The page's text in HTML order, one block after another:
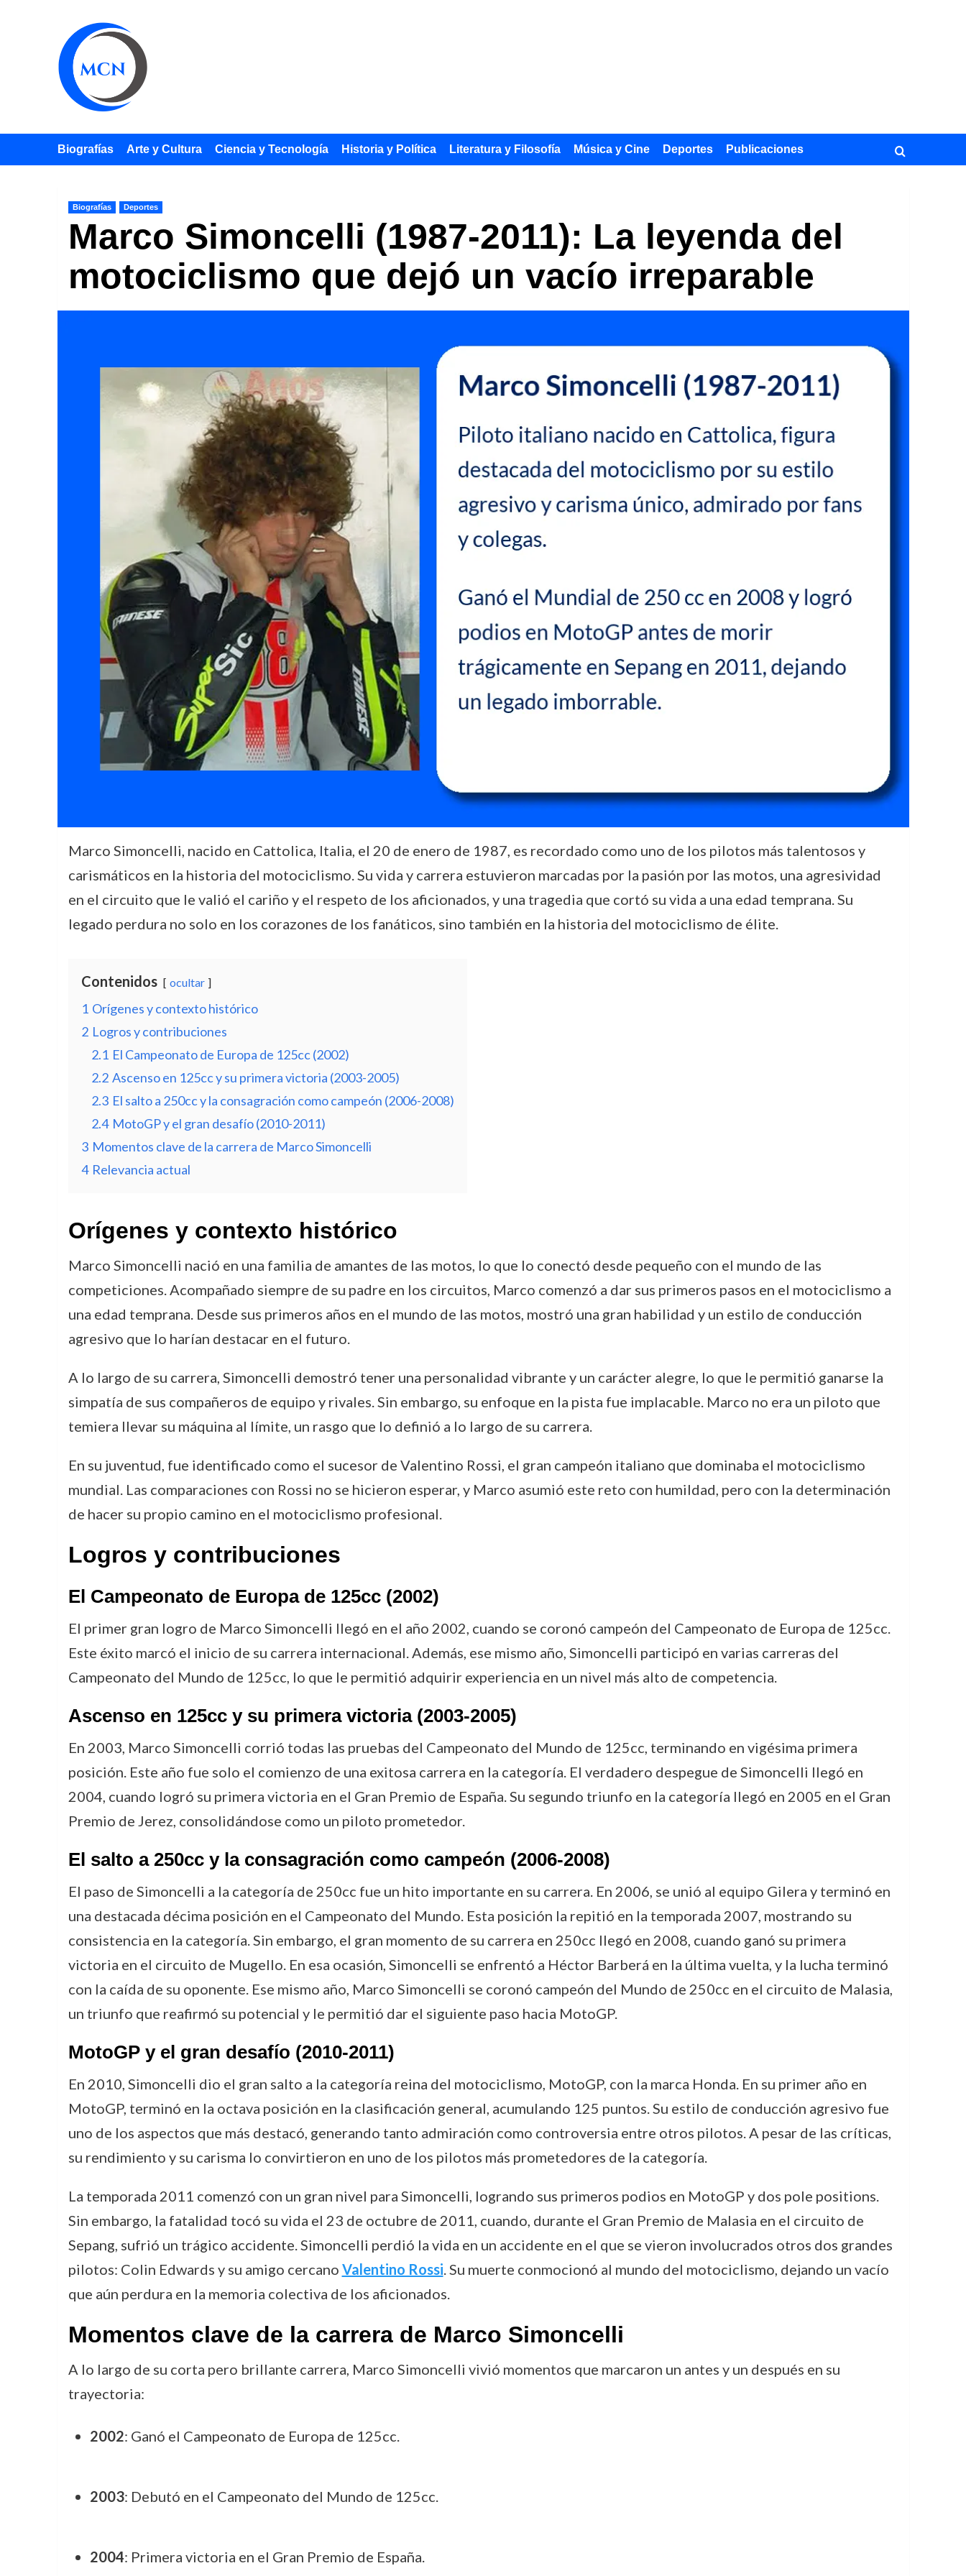
Biografías Arte y Cultura Ciencia y Tecnología Historia y Política Literatura y Filosofía Música y Cine Deportes Publicaciones
Biografías Deportes
Marco Simoncelli (1987-2011): La leyenda del
motociclismo que dejó un vacío irreparable
Marco Simoncelli, nacido en Cattolica, Italia, el 20 de enero de 1987, es recordado como uno de los pilotos más talentosos y
carismáticos en la historia del motociclismo. Su vida y carrera estuvieron marcadas por la pasión por las motos, una agresividad
en el circuito que le valió el cariño y el respeto de los aficionados, y una tragedia que cortó su vida a una edad temprana. Su
legado perdura no solo en los corazones de los fanáticos, sino también en la historia del motociclismo de élite.
Contenidos ocultar
1 Orígenes y contexto histórico
2 Logros y contribuciones
2.1 El Campeonato de Europa de 125cc (2002)
2.2 Ascenso en 125cc y su primera victoria (2003-2005)
2.3 El salto a 250cc y la consagración como campeón (2006-2008)
2.4 MotoGP y el gran desafío (2010-2011)
3 Momentos clave de la carrera de Marco Simoncelli
4 Relevancia actual
Orígenes y contexto histórico
Marco Simoncelli nació en una familia de amantes de las motos, lo que lo conectó desde pequeño con el mundo de las
competiciones. Acompañado siempre de su padre en los circuitos, Marco comenzó a dar sus primeros pasos en el motociclismo a
una edad temprana. Desde sus primeros años en el mundo de las motos, mostró una gran habilidad y un estilo de conducción
agresivo que lo harían destacar en el futuro.
A lo largo de su carrera, Simoncelli demostró tener una personalidad vibrante y un carácter alegre, lo que le permitió ganarse la
simpatía de sus compañeros de equipo y rivales. Sin embargo, su enfoque en la pista fue implacable. Marco no era un piloto que
temiera llevar su máquina al límite, un rasgo que lo definió a lo largo de su carrera.
En su juventud, fue identificado como el sucesor de Valentino Rossi, el gran campeón italiano que dominaba el motociclismo
mundial. Las comparaciones con Rossi no se hicieron esperar, y Marco asumió este reto con humildad, pero con la determinación
de hacer su propio camino en el motociclismo profesional.
Logros y contribuciones
El Campeonato de Europa de 125cc (2002)
El primer gran logro de Marco Simoncelli llegó en el año 2002, cuando se coronó campeón del Campeonato de Europa de 125cc.
Este éxito marcó el inicio de su carrera internacional. Además, ese mismo año, Simoncelli participó en varias carreras del
Campeonato del Mundo de 125cc, lo que le permitió adquirir experiencia en un nivel más alto de competencia.
Ascenso en 125cc y su primera victoria (2003-2005)
En 2003, Marco Simoncelli corrió todas las pruebas del Campeonato del Mundo de 125cc, terminando en vigésima primera
posición. Este año fue solo el comienzo de una exitosa carrera en la categoría. El verdadero despegue de Simoncelli llegó en
2004, cuando logró su primera victoria en el Gran Premio de España. Su segundo triunfo en la categoría llegó en 2005 en el Gran
Premio de Jerez, consolidándose como un piloto prometedor.
El salto a 250cc y la consagración como campeón (2006-2008)
El paso de Simoncelli a la categoría de 250cc fue un hito importante en su carrera. En 2006, se unió al equipo Gilera y terminó en
una destacada décima posición en el Campeonato del Mundo. Esta posición la repitió en la temporada 2007, mostrando su
consistencia en la categoría. Sin embargo, el gran momento de su carrera en 250cc llegó en 2008, cuando ganó su primera
victoria en el circuito de Mugello. En esa ocasión, Simoncelli se enfrentó a Héctor Barberá en la última vuelta, y la lucha terminó
con la caída de su oponente. Ese mismo año, Marco Simoncelli se coronó campeón del Mundo de 250cc en el circuito de Malasia,
un triunfo que reafirmó su potencial y le permitió dar el siguiente paso hacia MotoGP.
MotoGP y el gran desafío (2010-2011)
En 2010, Simoncelli dio el gran salto a la categoría reina del motociclismo, MotoGP, con la marca Honda. En su primer año en
MotoGP, terminó en la octava posición en la clasificación general, acumulando 125 puntos. Su estilo de conducción agresivo fue
uno de los aspectos que más destacó, generando tanto admiración como controversia entre otros pilotos. A pesar de las críticas,
su rendimiento y su carisma lo convirtieron en uno de los pilotos más prometedores de la categoría.
La temporada 2011 comenzó con un gran nivel para Simoncelli, logrando sus primeros podios en MotoGP y dos pole positions.
Sin embargo, la fatalidad tocó su vida el 23 de octubre de 2011, cuando, durante el Gran Premio de Malasia en el circuito de
Sepang, sufrió un trágico accidente. Simoncelli perdió la vida en un accidente en el que se vieron involucrados otros dos grandes
pilotos: Colin Edwards y su amigo cercano Valentino Rossi. Su muerte conmocionó al mundo del motociclismo, dejando un vacío
que aún perdura en la memoria colectiva de los aficionados.
Momentos clave de la carrera de Marco Simoncelli
A lo largo de su corta pero brillante carrera, Marco Simoncelli vivió momentos que marcaron un antes y un después en su
trayectoria:
2002: Ganó el Campeonato de Europa de 125cc.
2003: Debutó en el Campeonato del Mundo de 125cc.
2004: Primera victoria en el Gran Premio de España.